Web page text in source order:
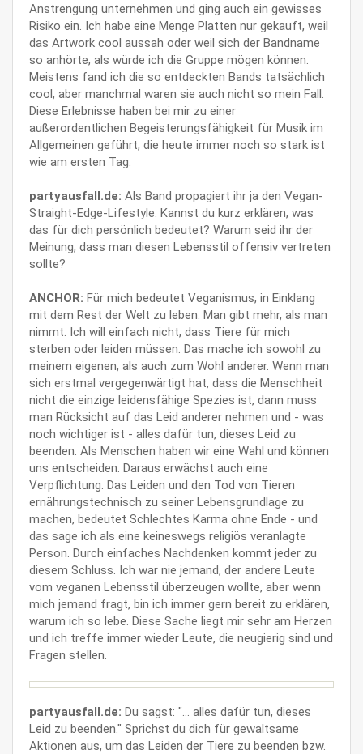
Anstrengung unternehmen und ging auch ein gewisses
Risiko ein. Ich habe eine Menge Platten nur gekauft, weil
das Artwork cool aussah oder weil sich der Bandname
so anhörte, als würde ich die Gruppe mögen können.
Meistens fand ich die so entdeckten Bands tatsächlich
cool, aber manchmal waren sie auch nicht so mein Fall.
Diese Erlebnisse haben bei mir zu einer
außerordentlichen Begeisterungsfähigkeit für Musik im
Allgemeinen geführt, die heute immer noch so stark ist
wie am ersten Tag.
partyausfall.de: Als Band propagiert ihr ja den Vegan-
Straight-Edge-Lifestyle. Kannst du kurz erklären, was
das für dich persönlich bedeutet? Warum seid ihr der
Meinung, dass man diesen Lebensstil offensiv vertreten
sollte?
ANCHOR: Für mich bedeutet Veganismus, in Einklang
mit dem Rest der Welt zu leben. Man gibt mehr, als man
nimmt. Ich will einfach nicht, dass Tiere für mich
sterben oder leiden müssen. Das mache ich sowohl zu
meinem eigenen, als auch zum Wohl anderer. Wenn man
sich erstmal vergegenwärtigt hat, dass die Menschheit
nicht die einzige leidensfähige Spezies ist, dann muss
man Rücksicht auf das Leid anderer nehmen und - was
noch wichtiger ist - alles dafür tun, dieses Leid zu
beenden. Als Menschen haben wir eine Wahl und können
uns entscheiden. Daraus erwächst auch eine
Verpflichtung. Das Leiden und den Tod von Tieren
ernährungstechnisch zu seiner Lebensgrundlage zu
machen, bedeutet Schlechtes Karma ohne Ende - und
das sage ich als eine keineswegs religiös veranlagte
Person. Durch einfaches Nachdenken kommt jeder zu
diesem Schluss. Ich war nie jemand, der andere Leute
vom veganen Lebensstil überzeugen wollte, aber wenn
mich jemand fragt, bin ich immer gern bereit zu erklären,
warum ich so lebe. Diese Sache liegt mir sehr am Herzen
und ich treffe immer wieder Leute, die neugierig sind und
Fragen stellen.
partyausfall.de: Du sagst: "... alles dafür tun, dieses
Leid zu beenden." Sprichst du dich für gewaltsame
Aktionen aus, um das Leiden der Tiere zu beenden bzw.